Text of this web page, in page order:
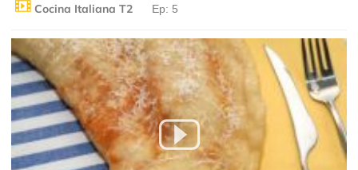
Cocina Italiana T2 Ep: 5